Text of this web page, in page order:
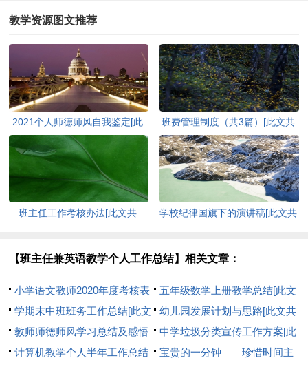
教学资源图文推荐
2021个人师德师风自我鉴定[此
文共3738字]
班费管理制度（共3篇）[此文共
1606字]
班主任工作考核办法[此文共
学校纪律国旗下的演讲稿[此文共
【班主任兼英语教学个人工作总结】相关文章：
小学语文教师2020年度考核表
个人工作总结多篇[此文共6180
字]
五年级数学上册教学总结[此文
共22824字]
学期末中班班务工作总结[此文
共1239字]
幼儿园发展计划与思路[此文共
14219字]
教师师德师风学习总结及感悟
（多篇）[此文共6644字]
中学垃圾分类宣传工作方案[此
文共402字]
计算机教学个人半年工作总结
宝贵的一分钟——珍惜时间主